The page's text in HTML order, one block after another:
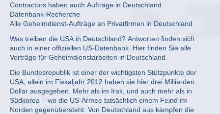
Contractors haben auch Aufträge in Deutschland.
Datenbank-Recherche
Alle Geheimdienst-Aufträge an Privatfirmen in Deutschland
Was treiben die USA in Deutschland? Antworten finden sich
auch in einer offiziellen US-Datenbank. Hier finden Sie alle
Verträge für Geheimdienstarbeiten in Deutschland.
Die Bundesrepublik ist einer der wichtigsten Stützpunkte der
USA, allein im Fiskaljahr 2012 haben sie hier drei Milliarden
Dollar ausgegeben. Mehr als im Irak, und auch mehr als in
Südkorea – wo die US-Armee tatsächlich einem Feind im
Norden gegenübersteht. Von Deutschland aus kämpfen die